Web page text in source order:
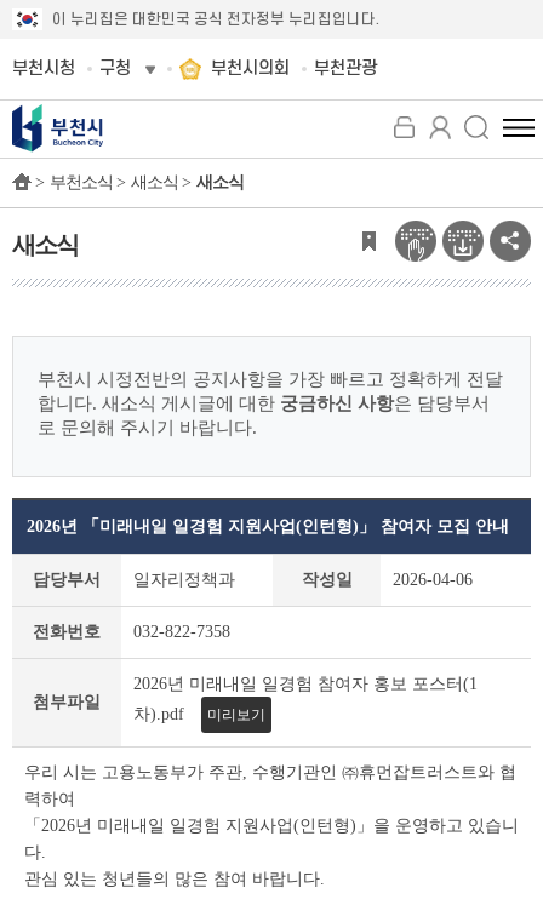
이 누리집은 대한민국 공식 전자정부 누리집입니다.
부천시청 구청 부천시의회 부천관광
전
체
뉴
보
기
> 부천소식 > 새소식 > 새소식
새소식
부천시 시정전반의 공지사항을 가장 빠르고 정확하게 전달
합니다. 새소식 게시글에 대한 궁금하신 사항은 담당부서
로 문의해 주시기 바랍니다.
세
이
2026년 「미래내일 일경험 지원사업(인턴형)」 참여자 모집 안내
담당부서 일자리정책과 작성일 2026-04-06
전화번호 032-822-7358
첨부파일
2026년 미래내일 일경험 참여자 홍보 포스터(1
차).pdf
미리보기
우리 시는 고용노동부가 주관, 수행기관인 ㈜휴먼잡트러스트와 협
력하여
「2026년 미래내일 일경험 지원사업(인턴형)」을 운영하고 있습니
다.
관심 있는 청년들의 많은 참여 바랍니다.